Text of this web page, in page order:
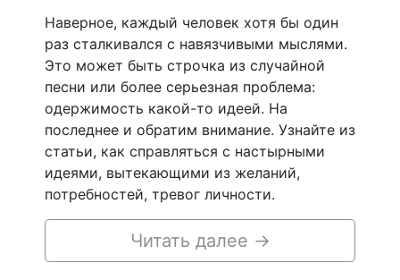
Наверное, каждый человек хотя бы один
раз сталкивался с навязчивыми мыслями.
Это может быть строчка из случайной
песни или более серьезная проблема:
одержимость какой-то идеей. На
последнее и обратим внимание. Узнайте из
статьи, как справляться с настырными
идеями, вытекающими из желаний,
потребностей, тревог личности.
Читать далее →